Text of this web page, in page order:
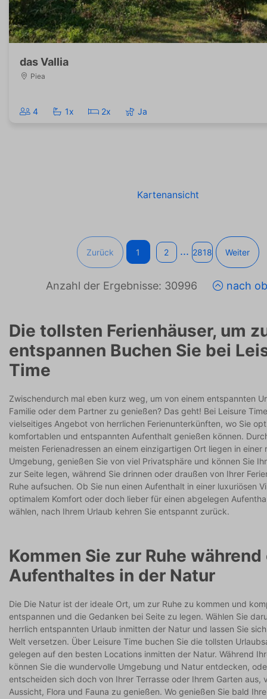
das Vallia
Piea
4 1x 2x Ja
Zurück 1 2 ... 2818 Weiter
Anzahl der Ergebnisse: 30996 nach
Die tollsten Ferienhäuser, um
entspannen Buchen Sie bei
Time
Zwischendurch mal eben kurz weg, um von einem entspannten
Familie oder dem Partner zu genießen? Das geht! Bei Leisure
vielseitiges Angebot von herrlichen Ferienunterkünften, wo Sie
komfortablen und entspannten Aufenthalt genießen können.
meisten Ferienadressen an einem einzigartigen Ort liegen in einer
Umgebung, genießen Sie von viel Privatsphäre und können Sie
zur Seite legen, während Sie drinnen oder draußen von Ihrer
Ruhe aufsuchen. Ob Sie nun einen Aufenthalt in einer luxuriösen
optimalem Komfort oder doch lieber für einen abgelegen
wählen, nach Ihrem Urlaub kehren Sie entspannt zurück.
Kommen Sie zur Ruhe
Aufenthaltes in der Natur
Die Die Natur ist der ideale Ort, um zur Ruhe zu kommen und
entspannen und die Gedanken bei Seite zu legen. Wählen Sie
herrlich entspannten Urlaub inmitten der Natur und lassen Sie
Welt versetzen. Über Leisure Time buchen Sie die tollsten
gelegen auf den besten Locations inmitten der Natur. Während
können Sie die wundervolle Umgebung und Natur entdecken,
entscheiden sich doch von Ihrer Terrasse oder Ihrem Garten aus,
Aussicht, Flora und Fauna zu genießen. Wo genießen Sie bald
Kartenansicht